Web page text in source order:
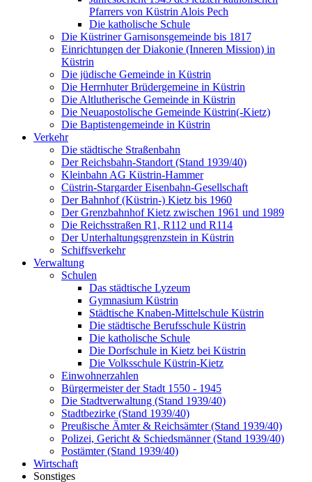
Pfarrers von Küstrin Alois Pech
Die katholische Schule
Die Küstriner Garnisonsgemeinde bis 1817
Einrichtungen der Diakonie (Inneren Mission) in
Küstrin
Die jüdische Gemeinde in Küstrin
Die Herrnhuter Brüdergemeine in Küstrin
Die Altlutherische Gemeinde in Küstrin
Die Neuapostolische Gemeinde Küstrin(-Kietz)
Die Baptistengemeinde in Küstrin
Verkehr
Die städtische Straßenbahn
Der Reichsbahn-Standort (Stand 1939/40)
Kleinbahn AG Küstrin-Hammer
Cüstrin-Stargarder Eisenbahn-Gesellschaft
Der Bahnhof (Küstrin-) Kietz bis 1960
Der Grenzbahnhof Kietz zwischen 1961 und 1989
Die Reichsstraßen R1, R112 und R114
Der Unterhaltungsgrenzstein in Küstrin
Schiffsverkehr
Verwaltung
Schulen
Das städtische Lyzeum
Gymnasium Küstrin
Städtische Knaben-Mittelschule Küstrin
Die städtische Berufsschule Küstrin
Die katholische Schule
Die Dorfschule in Kietz bei Küstrin
Die Volksschule Küstrin-Kietz
Einwohnerzahlen
Bürgermeister der Stadt 1550 - 1945
Die Stadtverwaltung (Stand 1939/40)
Stadtbezirke (Stand 1939/40)
Preußische Ämter & Reichsämter (Stand 1939/40)
Polizei, Gericht & Schiedsmänner (Stand 1939/40)
Postämter (Stand 1939/40)
Wirtschaft
Sonstiges